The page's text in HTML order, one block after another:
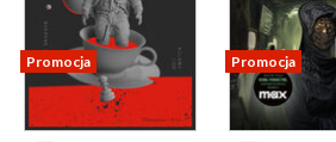
Promocja Promocja